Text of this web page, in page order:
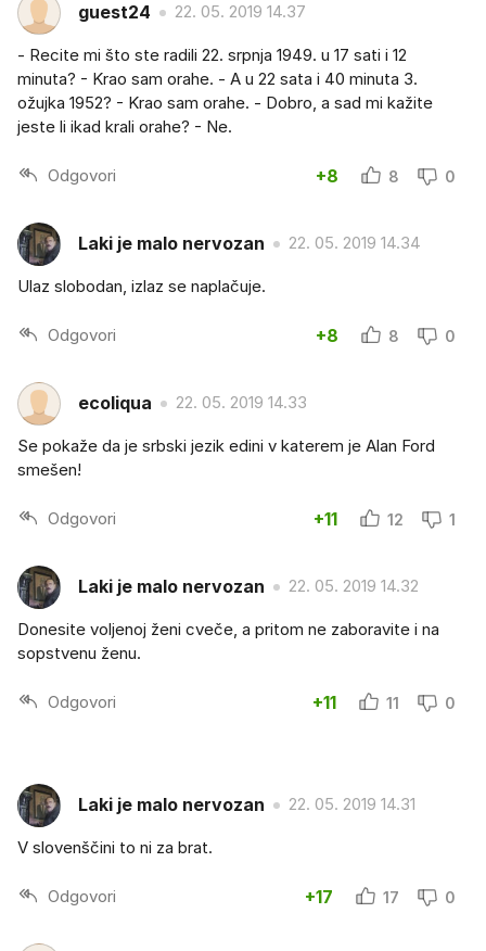
guest24 22. 05. 2019 14.37
- Recite mi što ste radili 22. srpnja 1949. u 17 sati i 12
minuta? - Krao sam orahe. - A u 22 sata i 40 minuta 3.
ožujka 1952? - Krao sam orahe. - Dobro, a sad mi kažite
jeste li ikad krali orahe? - Ne.
Odgovori +8 8 0
Laki je malo nervozan 22. 05. 2019 14.34
Ulaz slobodan, izlaz se naplačuje.
Odgovori +8 8 0
ecoliqua 22. 05. 2019 14.33
Se pokaže da je srbski jezik edini v katerem je Alan Ford
smešen!
Odgovori +11 12 1
Laki je malo nervozan 22. 05. 2019 14.32
Donesite voljenoj ženi cveče, a pritom ne zaboravite i na
sopstvenu ženu.
Odgovori +11 11 0
Laki je malo nervozan 22. 05. 2019 14.31
V slovenščini to ni za brat.
Odgovori +17 17 0